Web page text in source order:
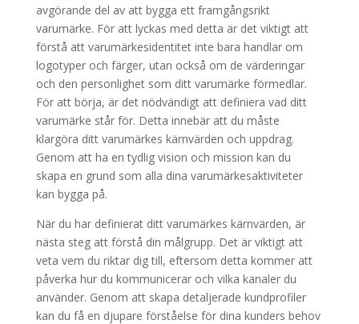
avgörande del av att bygga ett framgångsrikt
varumärke. För att lyckas med detta är det viktigt att
förstå att varumärkesidentitet inte bara handlar om
logotyper och färger, utan också om de värderingar
och den personlighet som ditt varumärke förmedlar.
För att börja, är det nödvändigt att definiera vad ditt
varumärke står för. Detta innebär att du måste
klargöra ditt varumärkes kärnvärden och uppdrag.
Genom att ha en tydlig vision och mission kan du
skapa en grund som alla dina varumärkesaktiviteter
kan bygga på.
När du har definierat ditt varumärkes kärnvärden, är
nästa steg att förstå din målgrupp. Det är viktigt att
veta vem du riktar dig till, eftersom detta kommer att
påverka hur du kommunicerar och vilka kanaler du
använder. Genom att skapa detaljerade kundprofiler
kan du få en djupare förståelse för dina kunders behov